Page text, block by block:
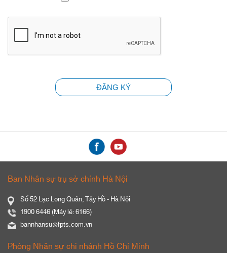
ĐĂNG KÝ
Ban Nhân sự trụ sở chính Hà Nội
Số 52 Lạc Long Quân, Tây Hồ - Hà Nội
1900 6446 (Máy lẻ: 6166)
bannhansu@fpts.com.vn
Phòng Nhân sự chi nhánh Hồ Chí Minh